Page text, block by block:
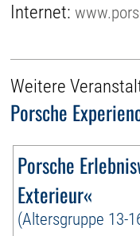
Internet:
Weitere
Porsche
Porsche
Exterieur«
(Altersgruppe 13-